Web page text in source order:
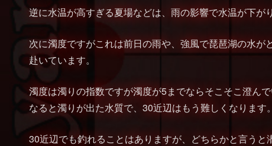
逆に水温が高すぎる夏場などは、雨の影響で水温が下が
次に濁度ですがこれは前日の雨や、強風で琵琶湖の水
赴いています。
濁度は濁りの指数ですが濁度が5までならそこそこ澄ん
なると濁りが出た水質で、30近辺はもう難しくなります。
30近辺でも釣れることはありますが、どちらかと言う